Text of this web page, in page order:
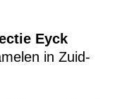
Eyck
in Zuid-